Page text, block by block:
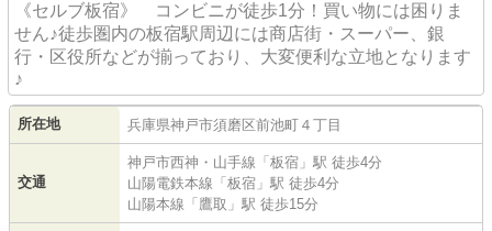
《セルブ板宿》 コンビニが徒歩1分！買い物には困りま
せん♪徒歩圏内の板宿駅周辺には商店街・スーパー、銀
行・区役所などが揃っており、大変便利な立地となります
♪
所在地 兵庫県神戸市須磨区前池町 ４丁目
交通
神戸市西神・山手線 「 板宿 」駅 徒歩4分
山陽電鉄本線 「 板宿 」駅 徒歩4分
山陽本線 「 鷹取 」駅 徒歩15分